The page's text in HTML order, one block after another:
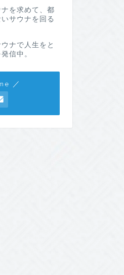
を求めて、都
サウナを回る
ナで人生をと
信中。
／